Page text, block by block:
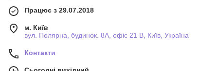
Працює з 29.07.2018
м. Київ
вул. Полярна, будинок. 8А, офіс 21 В, Київ, Україна
Контакти